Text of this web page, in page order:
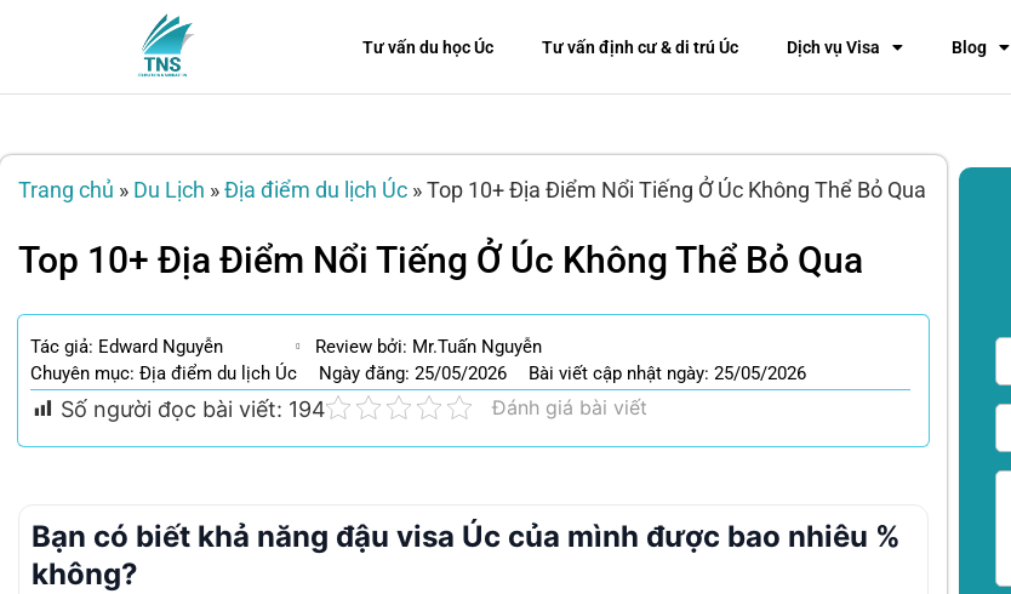
Tư vấn du học Úc Tư vấn định cư & di trú Úc Dịch vụ Visa Blog
Trang chủ » Du Lịch »Địa điểm du lịch Úc »Top 10+ Địa Điểm Nổi Tiếng Ở Úc Không Thể Bỏ Qua
Top 10+ Địa Điểm Nổi Tiếng Ở Úc Không Thể Bỏ Qua
Tác giả: Edward Nguyễn
Review bởi: Mr.Tuấn Nguyễn
Chuyên mục: Địa điểm du lịch Úc Ngày đăng: 25/05/2026 Bài viết cập nhật ngày: 25/05/2026
Số người đọc bài viết: 194 Đánh giá bài viết
Bạn có biết khả năng đậu visa Úc của mình được bao nhiêu %
không?